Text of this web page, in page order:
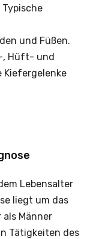
und Füßen.
, Hüft- und
Kiefergelenke
Lebensalter
liegt um das
Männer
Tätigkeiten des